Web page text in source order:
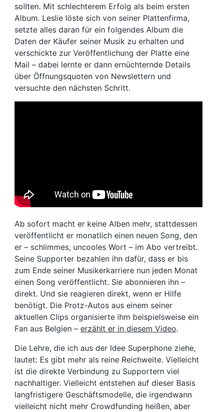
sollten. Mit schlechterem Erfolg als beim ersten
Album. Leslie löste sich von seiner Plattenfirma,
setzte alles daran für ein folgendes Album die
Daten der Käufer seiner Musik zu erhalten und
verschickte zur Veröffentlichung der Platte eine
Mail – dabei lernte er dann ernüchternde Details
über Öffnungsquoten von Newslettern und
versuchte den nächsten Schritt.
Ab sofort macht er keine Alben mehr, stattdessen
veröffentlicht er monatlich einen neuen Song, den
er – schlimmes, uncooles Wort – im Abo vertreibt.
Seine Supporter bezahlen ihn dafür, dass er bis
zum Ende seiner Musikerkarriere nun jeden Monat
einen Song veröffentlicht. Sie abonnieren ihn –
direkt. Und sie reagieren direkt, wenn er Hilfe
benötigt. Die Protz-Autos aus einem seiner
aktuellen Clips organisierte ihm beispielsweise ein
Fan aus Belgien – erzählt er in diesem Video.
Die Lehre, die ich aus der Idee Superphone ziehe,
lautet: Es gibt mehr als reine Reichweite. Vielleicht
ist die direkte Verbindung zu Supportern viel
nachhaltiger. Vielleicht entstehen auf dieser Basis
langfristigere Geschäftsmodelle, die irgendwann
vielleicht nicht mehr Crowdfunding heißen, aber